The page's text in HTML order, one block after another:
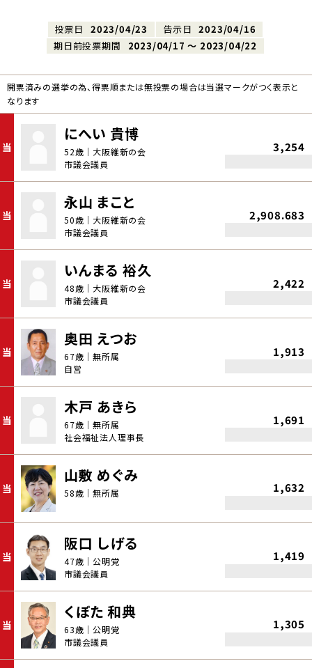
投票日 2023/04/23 告示日
2023/04/16
期日前投票期間
2023/04/17 〜 2023/04/22
開票済みの選挙の為、得票順または無投票の場合は当選マークがつく表示と
なります
当
にへい 貴博
52歳｜大阪維新の会
市議会議員
3,254
当
永山 まこと
50歳｜大阪維新の会
市議会議員
2,908.683
当
いんまる 裕久
48歳｜大阪維新の会
市議会議員
2,422
当
奥田 えつお
67歳｜無所属
自営
1,913
当
木戸 あきら
67歳｜無所属
社会福祉法人理事長
1,691
当
山敷 めぐみ
58歳｜無所属 1,632
当
阪口 しげる
47歳｜公明党
市議会議員
1,419
当
くぼた 和典
63歳｜公明党
市議会議員
1,305